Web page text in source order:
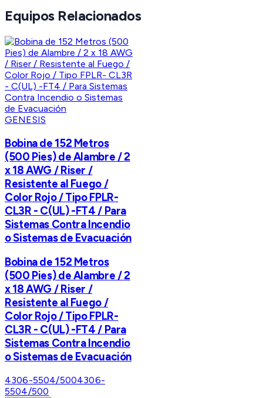
Equipos Relacionados
GENESIS
Bobina de 152 Metros
(500 Pies) de Alambre / 2
x 18 AWG / Riser /
Resistente al Fuego /
Color Rojo / Tipo FPLR-
CL3R - C(UL) -FT4 / Para
Sistemas Contra Incendio
o Sistemas de Evacuación
Bobina de 152 Metros
(500 Pies) de Alambre / 2
x 18 AWG / Riser /
Resistente al Fuego /
Color Rojo / Tipo FPLR-
CL3R - C(UL) -FT4 / Para
Sistemas Contra Incendio
o Sistemas de Evacuación
4306-5504/5004306-
5504/500